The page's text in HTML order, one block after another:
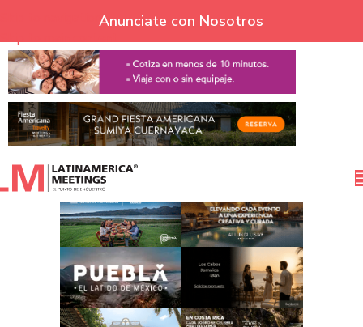
Skip to navigation
Skip to main content
Anunciate con Nosotros